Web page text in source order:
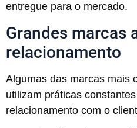
entregue para o mercado.
Grandes marcas
relacionamento
Algumas das marcas mais
utilizam práticas
relacionamento com o